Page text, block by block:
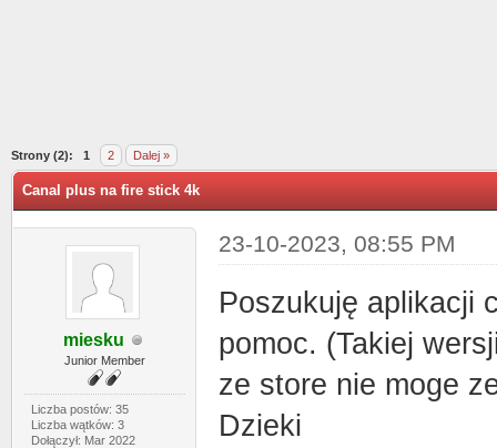
Strony (2): 1 2 Dalej »
Canal plus na fire stick 4k
miesku
Junior Member
Liczba postów: 35
Liczba wątków: 3
Dołączył: Mar 2022
23-10-2023, 08:55 PM
Poszukuję aplikacji
pomoc. (Takiej
ze store nie moge
Dzieki